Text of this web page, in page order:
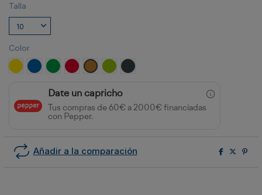
Talla
Color
AMARILLO/MARINO
ROYAL/MARINO
VERDE HELECHO/MARINO
ROJO/NEGRO
AMARILLO CURRY/NEGRO
LIMA/NEGROEBANO/NEGRO
Date un capricho
Tus compras de 60€ a 2000€ financiadas
con Pepper.
Añadir a la comparación